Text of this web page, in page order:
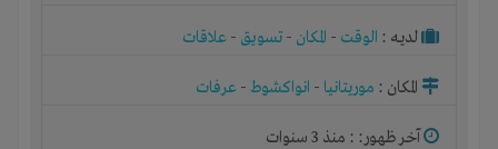
لديـه : الوقت - المكان - تسويق - علاقات
المكان : موريتانيا - انواكشوط- عرفات
آخر ظهور: : منذ 3 سنوات